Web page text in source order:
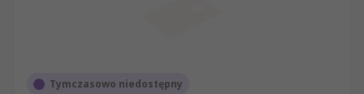
Tymczasowo niedostępny